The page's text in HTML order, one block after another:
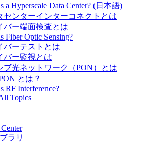
a Hyperscale Data Center? (日本語)
センターインターコネクトとは
バー端面検査とは
Fiber Optic Sensing?
バーテストとは
バー監視とは
ブ光ネットワーク（PON）とは
とは？
RF Interference?
Topics
ラリ